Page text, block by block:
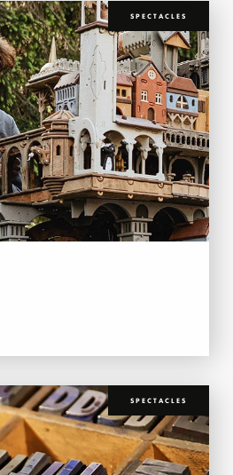
SPECTACLES
SPECTACLES